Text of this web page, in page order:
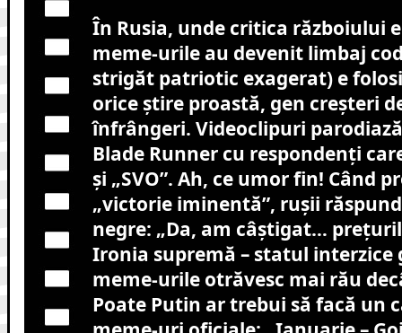
În Rusia, unde critica războiului
meme-urile au devenit limbaj
strigăt patriotic exagerat) e
orice știre proastă, gen creșteri
înfrângeri. Videoclipuri
Blade Runner cu respondenți
și „SVO”. Ah, ce umor fin! Când
„victorie iminentă”, rușii
negre: „Da, am câștigat…
Ironia supremă – statul interzice
meme-urile otrăvesc mai rău
Poate Putin ar trebui să facă un